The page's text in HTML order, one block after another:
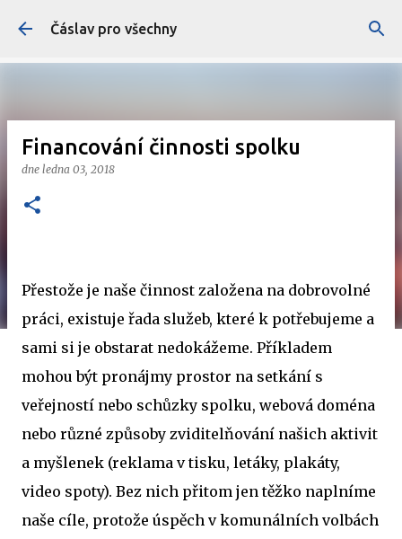
Přeskočit na hlavní obsah
Čáslav pro všechny
Financování činnosti spolku
dne ledna 03, 2018
Přestože je naše činnost založena na dobrovolné
práci, existuje řada služeb, které k potřebujeme a
sami si je obstarat nedokážeme. Příkladem
mohou být pronájmy prostor na setkání s
veřejností nebo schůzky spolku, webová doména
nebo různé způsoby zviditelňování našich aktivit
a myšlenek (reklama v tisku, letáky, plakáty,
video spoty). Bez nich přitom jen těžko naplníme
naše cíle, protože úspěch v komunálních volbách